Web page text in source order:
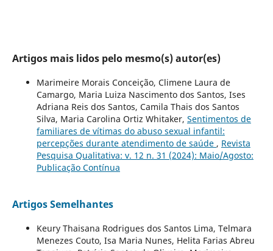
Artigos mais lidos pelo mesmo(s) autor(es)
Marimeire Morais Conceição, Climene Laura de
Camargo, Maria Luiza Nascimento dos Santos, Ises
Adriana Reis dos Santos, Camila Thais dos Santos
Silva, Maria Carolina Ortiz Whitaker, Sentimentos de
familiares de vítimas do abuso sexual infantil:
percepções durante atendimento de saúde , Revista
Pesquisa Qualitativa: v. 12 n. 31 (2024): Maio/Agosto:
Publicação Contínua
Artigos Semelhantes
Keury Thaisana Rodrigues dos Santos Lima, Telmara
Menezes Couto, Isa Maria Nunes, Helita Farias Abreu